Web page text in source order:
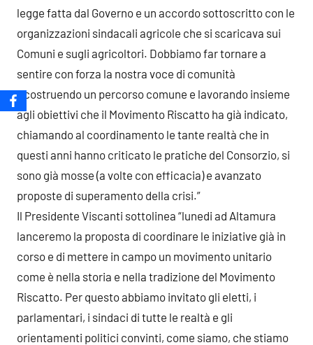
legge fatta dal Governo e un accordo sottoscritto con le
organizzazioni sindacali agricole che si scaricava sui
Comuni e sugli agricoltori. Dobbiamo far tornare a
sentire con forza la nostra voce di comunità
ricostruendo un percorso comune e lavorando insieme
agli obiettivi che il Movimento Riscatto ha già indicato,
chiamando al coordinamento le tante realtà che in
questi anni hanno criticato le pratiche del Consorzio, si
sono già mosse (a volte con efficacia) e avanzato
proposte di superamento della crisi.”
Il Presidente Viscanti sottolinea “lunedi ad Altamura
lanceremo la proposta di coordinare le iniziative già in
corso e di mettere in campo un movimento unitario
come è nella storia e nella tradizione del Movimento
Riscatto. Per questo abbiamo invitato gli eletti, i
parlamentari, i sindaci di tutte le realtà e gli
orientamenti politici convinti, come siamo, che stiamo